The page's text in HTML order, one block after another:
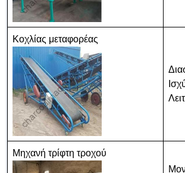
Κοχλίας μεταφορέας
Μηχανή τρίφτη τροχού